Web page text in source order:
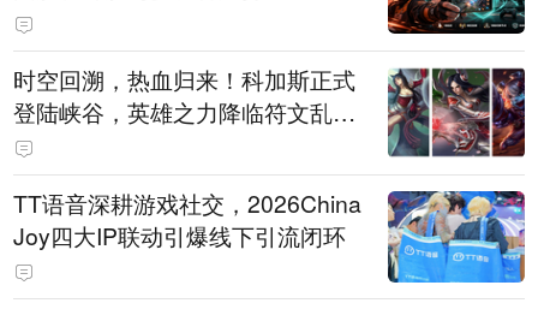
时空回溯，热血归来！科加斯正式
登陆峡谷，英雄之力降临符文乱
斗！
TT语音深耕游戏社交，2026China
Joy四大IP联动引爆线下引流闭环